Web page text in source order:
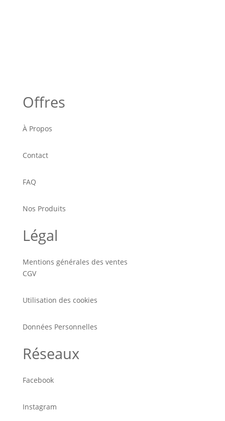
Offres
À Propos
Contact
FAQ
Nos Produits
Légal
Mentions générales des ventes
CGV
Utilisation des cookies
Données Personnelles
Réseaux
Facebook
Instagram